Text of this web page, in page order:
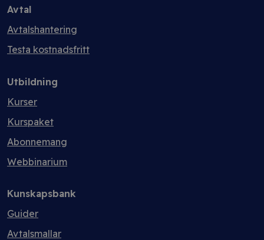
Avtal
Avtalshantering
Testa kostnadsfritt
Utbildning
Kurser
Kurspaket
Abonnemang
Webbinarium
Kunskapsbank
Guider
Avtalsmallar